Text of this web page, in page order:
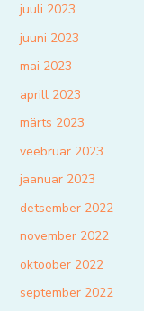
juuli 2023
juuni 2023
mai 2023
aprill 2023
märts 2023
veebruar 2023
jaanuar 2023
detsember 2022
november 2022
oktoober 2022
september 2022